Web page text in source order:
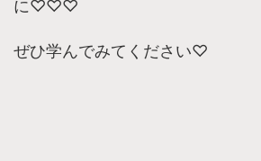
に♡♡♡
ぜひ学んでみてください♡